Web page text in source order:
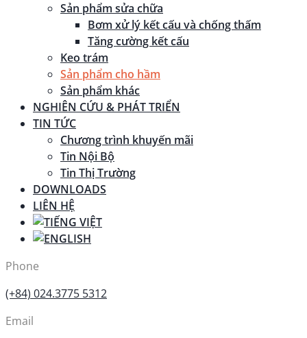
Sản phẩm sửa chữa
Bơm xử lý kết cấu và chống thấm
Tăng cường kết cấu
Keo trám
Sản phẩm cho hầm
Sản phẩm khác
NGHIÊN CỨU & PHÁT TRIỂN
TIN TỨC
Chương trình khuyến mãi
Tin Nội Bộ
Tin Thị Trường
DOWNLOADS
LIÊN HỆ
Phone
(+84) 024.3775 5312
Email